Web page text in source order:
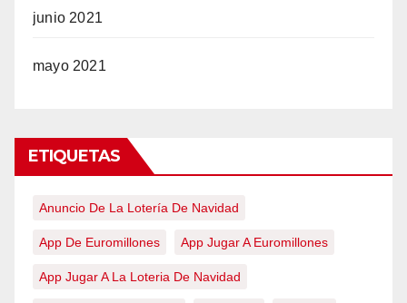
junio 2021
mayo 2021
ETIQUETAS
Anuncio De La Lotería De Navidad
App De Euromillones App Jugar A Euromillones
App Jugar A La Loteria De Navidad